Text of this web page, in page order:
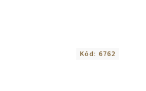
Kód: 6762